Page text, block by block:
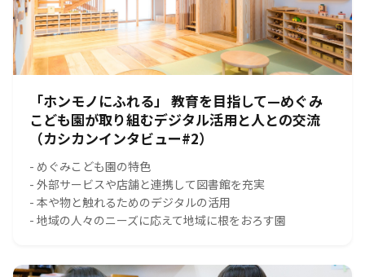
「ホンモノにふれる」 教育を目指して—めぐみ
こども園が取り組むデジタル活用と人との交流
（カシカンインタビュー#2）
- めぐみこども園の特色
- 外部サービスや店舗と連携して図書館を充実
- 本や物と触れるためのデジタルの活用
- 地域の人々のニーズに応えて地域に根をおろす園